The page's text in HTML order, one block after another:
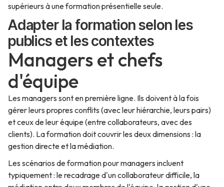
supérieurs à une formation présentielle seule.
Adapter la formation selon les
publics et les contextes
Managers et chefs
d'équipe
Les managers sont en première ligne. Ils doivent à la fois
gérer leurs propres conflits (avec leur hiérarchie, leurs pairs)
et ceux de leur équipe (entre collaborateurs, avec des
clients). La formation doit couvrir les deux dimensions : la
gestion directe et la médiation.
Les scénarios de formation pour managers incluent
typiquement : le recadrage d'un collaborateur difficile, la